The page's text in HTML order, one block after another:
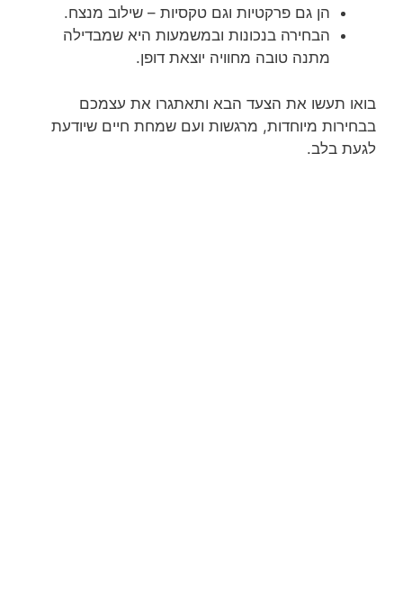
הן גם פרקטיות וגם טקסיות – שילוב מנצח.
הבחירה בנכונות ובמשמעות היא שמבדילה
מתנה טובה מחוויה יוצאת דופן.
בואו תעשו את הצעד הבא ותאתגרו את עצמכם
בבחירות מיוחדות, מרגשות ועם שמחת חיים שיודעת
לגעת בלב.